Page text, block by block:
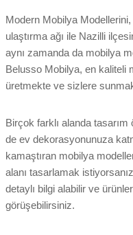
Modern Mobilya
ulaştırma ağı ile Nazilli
aynı zamanda da mobilya
Belusso Mobilya, en kaliteli
üretmekte ve sizlere
Birçok farklı alanda
de ev dekorasyonunuza
kamaştıran mobilya
alanı tasarlamak
detaylı bilgi alabilir ve
görüşebilirsiniz.